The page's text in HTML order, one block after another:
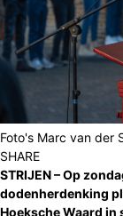
Foto's Marc van der
SHARE
STRIJEN –Op
dodenherdenking
Hoeksche Waard